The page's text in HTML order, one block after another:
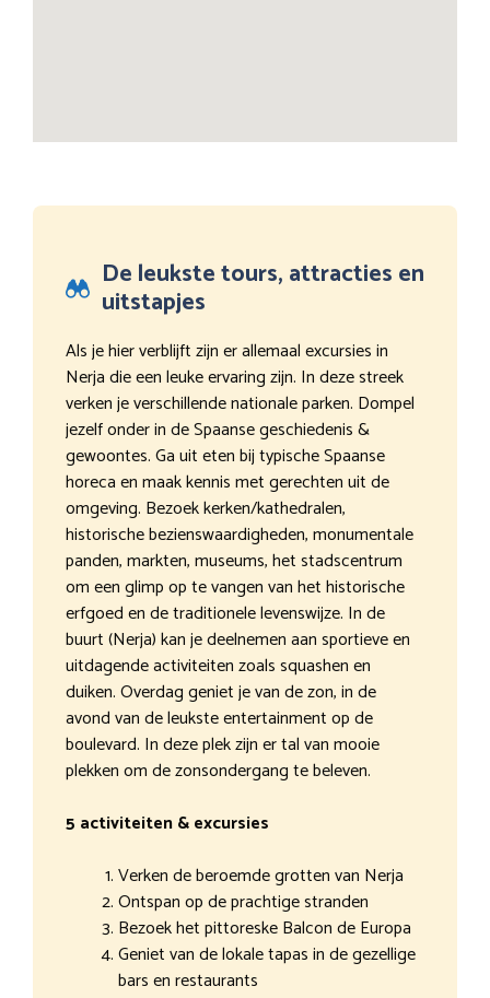
De leukste tours, attracties en
uitstapjes
Als je hier verblijft zijn er allemaal excursies in
Nerja die een leuke ervaring zijn. In deze streek
verken je verschillende nationale parken. Dompel
jezelf onder in de Spaanse geschiedenis &
gewoontes. Ga uit eten bij typische Spaanse
horeca en maak kennis met gerechten uit de
omgeving. Bezoek kerken/kathedralen,
historische bezienswaardigheden, monumentale
panden, markten, museums, het stadscentrum
om een glimp op te vangen van het historische
erfgoed en de traditionele levenswijze. In de
buurt (Nerja) kan je deelnemen aan sportieve en
uitdagende activiteiten zoals squashen en
duiken. Overdag geniet je van de zon, in de
avond van de leukste entertainment op de
boulevard. In deze plek zijn er tal van mooie
plekken om de zonsondergang te beleven.
5 activiteiten & excursies
Verken de beroemde grotten van Nerja
Ontspan op de prachtige stranden
Bezoek het pittoreske Balcon de Europa
Geniet van de lokale tapas in de gezellige
bars en restaurants